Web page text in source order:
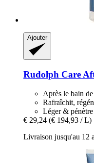
Ajouter
Rudolph Care
Après le bain
Rafraîchit,
Léger &
€ 29,24 (€ 194,93 / L)
Livraison jusqu'au 12